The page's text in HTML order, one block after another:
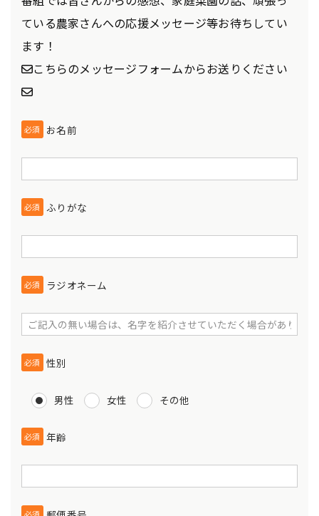
ている農家さんへの応援メッセージ等お待ちしてい
ます！
✉こちらのメッセージフォームからお送りください
✉
必須 お名前
必須 ふりがな
必須 ラジオネーム
必須 性別
男性 女性 その他
必須 年齢